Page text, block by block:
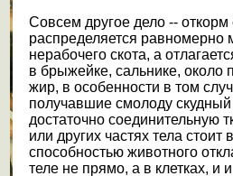
Совсем другое дело -- откорм
распределяется равномерно
нерабочего скота, а
в брыжейке, сальнике, около
жир, в особенности в том
получавшие смолоду
достаточно соединительную
или других частях тела
способностью животного
теле не прямо, а в клетках, и